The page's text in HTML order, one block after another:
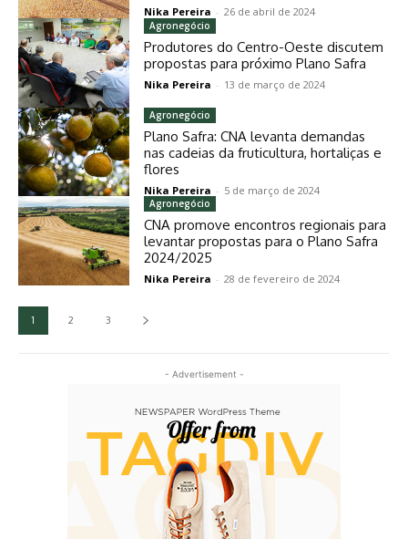
- Advertisement -
Nika Pereira - 26 de abril de 2024
Agronegócio
Produtores do Centro-Oeste discutem
propostas para próximo Plano Safra
Nika Pereira - 13 de março de 2024
Agronegócio
Plano Safra: CNA levanta demandas
nas cadeias da fruticultura, hortaliças e
flores
Nika Pereira - 5 de março de 2024
Agronegócio
CNA promove encontros regionais para
levantar propostas para o Plano Safra
2024/2025
Nika Pereira - 28 de fevereiro de 2024
1 2 3